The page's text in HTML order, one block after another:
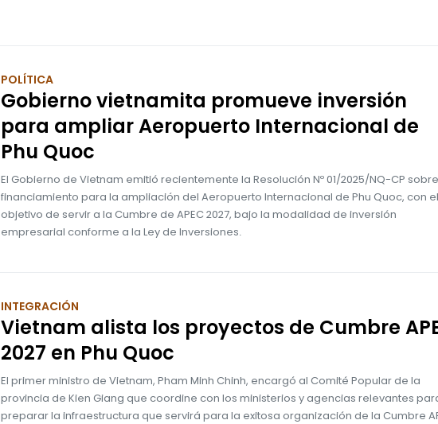
POLÍTICA
Gobierno vietnamita promueve inversión
para ampliar Aeropuerto Internacional de
Phu Quoc
El Gobierno de Vietnam emitió recientemente la Resolución Nº 01/2025/NQ-CP
financiamiento para la ampliación del Aeropuerto Internacional de Phu Quoc, con el
objetivo de servir a la Cumbre de APEC 2027, bajo la modalidad de inversión
empresarial conforme a la Ley de Inversiones.
INTEGRACIÓN
Vietnam alista los proyectos de Cumbre
2027 en Phu Quoc
El primer ministro de Vietnam, Pham Minh Chinh, encargó al Comité Popular de la
provincia de Kien Giang que coordine con los ministerios y agencias relevantes
preparar la infraestructura que servirá para la exitosa organización de la Cumbre